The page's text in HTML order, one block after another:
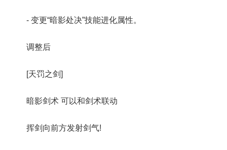
- 变更“暗影处决”技能进化属性。
调整后
[天罚之剑]
暗影剑术 可以和剑术联动
挥剑向前方发射剑气!